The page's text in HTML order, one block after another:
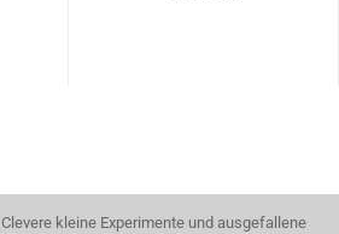
Clevere kleine Experimente und ausgefallene